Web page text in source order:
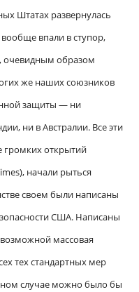
Штатах развернулась
впали в ступор,
очевидным образом
же наших союзников
защиты — ни
ни в Австралии. Все эти
громких открытий
начали рыться
своем были написаны
США. Написаны
возможной массовая
тех стандартных мер
случае можно было бы